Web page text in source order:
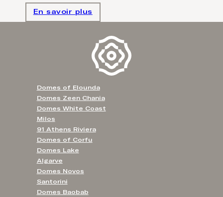
En savoir plus
Domes of Elounda
Domes Zeen Chania
Domes White Coast
Milos
91 Athens Riviera
Domes of Corfu
Domes Lake
Algarve
Domes Novos
Santorini
Domes Baobab